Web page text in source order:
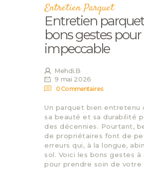
Entretien Parquet
Entretien parquet
bons gestes pour
impeccable
Mehdi.B
9 mai 2026
0 Commentaires
Un parquet bien entretenu
sa beauté et sa durabilité
des décennies. Pourtant,
de propriétaires font de
erreurs qui, à la longue,
sol. Voici les bons gestes
pour prendre soin de votre